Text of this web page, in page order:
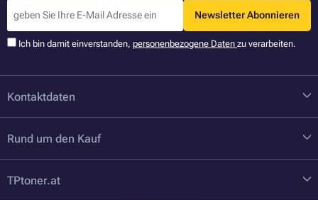
Newsletter Abonnieren
Ich bin damit einverstanden, personenbezogene Daten zu verarbeiten.
Kontaktdaten
Rund um den Kauf
TPtoner.at